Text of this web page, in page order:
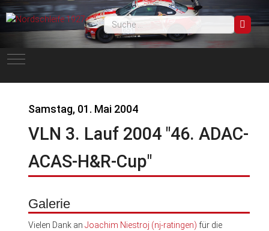
Mobile Menu Toggle
Samstag, 01. Mai 2004
VLN 3. Lauf 2004 "46. ADAC-
ACAS-H&R-Cup"
Galerie
Vielen Dank an Joachim Niestroj (nj-ratingen) für die